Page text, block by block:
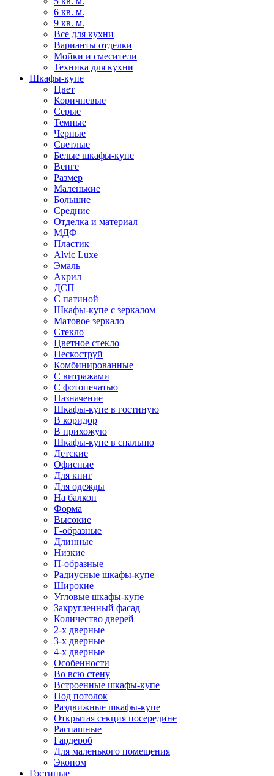
6 кв. м.
9 кв. м.
Все для кухни
Варианты отделки
Мойки и смесители
Техника для кухни
Шкафы-купе
Цвет
Коричневые
Серые
Темные
Черные
Светлые
Белые шкафы-купе
Венге
Размер
Маленькие
Большие
Средние
Отделка и материал
МДФ
Пластик
Alvic Luxe
Эмаль
Акрил
ДСП
С патиной
Шкафы-купе с зеркалом
Матовое зеркало
Стекло
Цветное стекло
Пескоструй
Комбинированные
С витражами
С фотопечатью
Назначение
Шкафы-купе в гостиную
В коридор
В прихожую
Шкафы-купе в спальню
Детские
Офисные
Для книг
Для одежды
На балкон
Форма
Высокие
Г-образные
Длинные
Низкие
П-образные
Радиусные шкафы-купе
Широкие
Угловые шкафы-купе
Закругленный фасад
Количество дверей
2-х дверные
3-х дверные
4-х дверные
Особенности
Во всю стену
Встроенные шкафы-купе
Под потолок
Раздвижные шкафы-купе
Открытая секция посередине
Распашные
Гардероб
Для маленького помещения
Эконом
Гостиные